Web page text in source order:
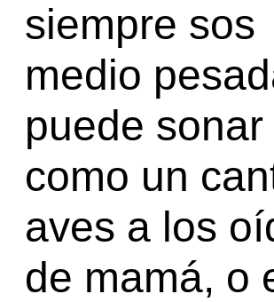
siempre sos
medio
puede sonar
como un
aves a los
de mamá, o